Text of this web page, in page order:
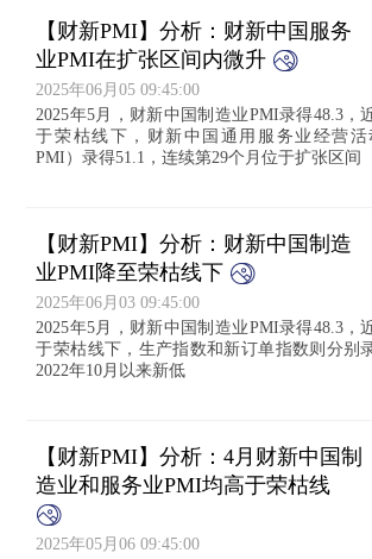
【财新PMI】分析：财新中国服务
业PMI在扩张区间内微升
2025年06月05 09:45:00
2025年5月，财新中国制造业PMI录得48.3，
于荣枯线下，财新中国通用服务业经营
PMI）录得51.1，连续第29个月位于扩张区间
【财新PMI】分析：财新中国制造
业PMI降至荣枯线下
2025年06月03 09:45:00
2025年5月，财新中国制造业PMI录得48.3，
于荣枯线下，生产指数和新订单指数则分别
2022年10月以来新低
【财新PMI】分析：4月财新中国制
造业和服务业PMI均高于荣枯线
2025年05月06 09:45:00